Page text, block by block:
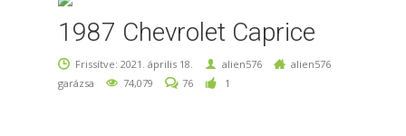
1987 Chevrolet Caprice
Frissítve: 2021. április 18. alien576
alien576
garázsa
74,079 76 1